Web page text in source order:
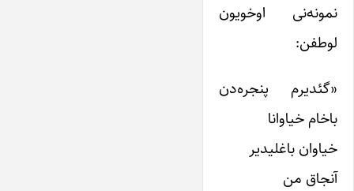
نمونه‌نی اوخویون
لوطفن:
«گئدیرم پنجره‌دن
باخام خیاوانا
خیاوان باغلیدیر
آنجاق من